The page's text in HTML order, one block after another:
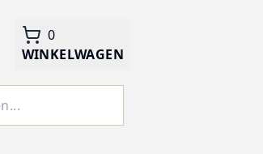
0
WINKELWAGEN